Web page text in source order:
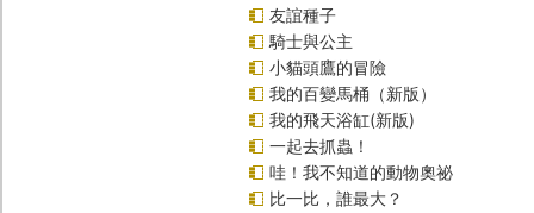
友誼種子
騎士與公主
小貓頭鷹的冒險
我的百變馬桶（新版）
我的飛天浴缸(新版)
一起去抓蟲！
哇！我不知道的動物奧祕
比一比，誰最大？